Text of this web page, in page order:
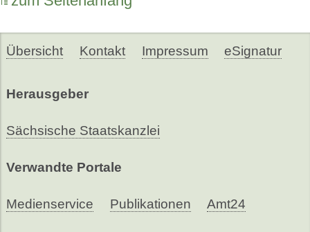
Übersicht Kontakt Impressum eSignatur
Herausgeber
Sächsische Staatskanzlei
Verwandte Portale
Medienservice Publikationen Amt24